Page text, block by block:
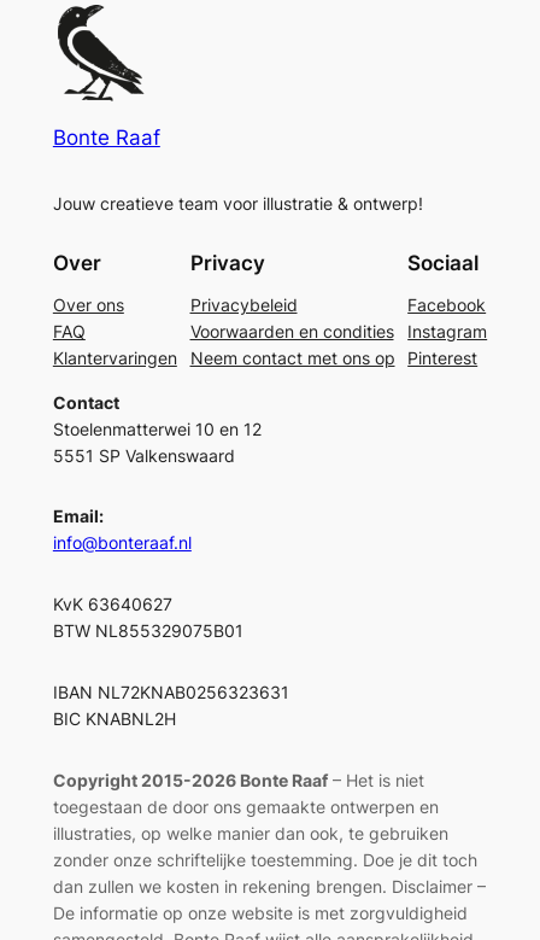
Bonte Raaf
Jouw creatieve team voor illustratie & ontwerp!
Over
Over ons
FAQ
Klantervaringen
Privacy
Privacybeleid
Voorwaarden en condities
Neem contact met ons op
Sociaal
Facebook
Instagram
Pinterest
Contact
Stoelenmatterwei 10 en 12
5551 SP Valkenswaard
Email:
info@bonteraaf.nl
KvK 63640627
BTW NL855329075B01
IBAN NL72KNAB0256323631
BIC KNABNL2H
Copyright 2015-2026 Bonte Raaf– Het is niet
toegestaan de door ons gemaakte ontwerpen en
illustraties, op welke manier dan ook, te gebruiken
zonder onze schriftelijke toestemming. Doe je dit toch
dan zullen we kosten in rekening brengen. Disclaimer –
De informatie op onze website is met zorgvuldigheid